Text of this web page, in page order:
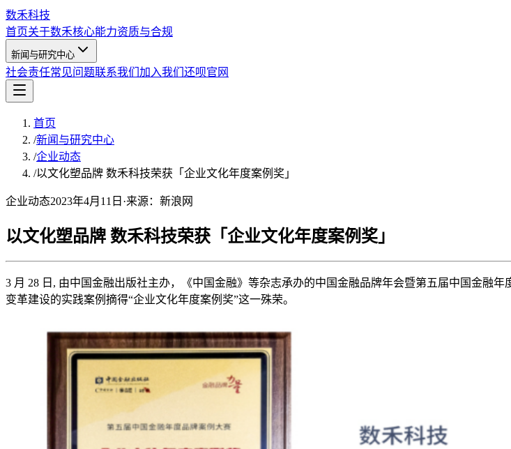
数禾科技
首页关于数禾核心能力资质与合规
新闻与研究中心
社会责任常见问题联系我们 加入我们 还呗官网
首页
/新闻与研究中心
/企业动态
/以文化塑品牌 数禾科技荣获「企业文化年度案例奖」
企业动态2023年4月11日 ·来源： 新浪网
以文化塑品牌 数禾科技荣获「企业文化年度案例奖」
3 月 28 日, 由中国金融出版社主办，《中国金融》等杂志承办的中国金融品牌年会暨第五届中国金融
变革建设的实践案例摘得“企业文化年度案例奖”这一殊荣。